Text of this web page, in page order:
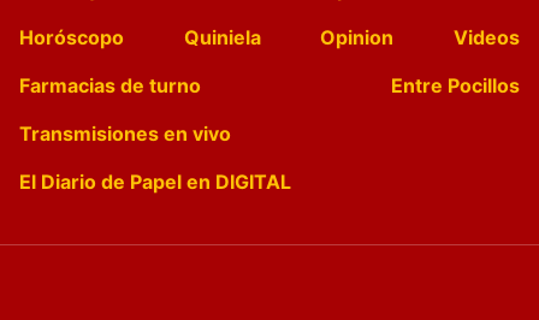
Horóscopo
Quiniela Opinion
Videos
Farmacias de turno
Entre Pocillos
Transmisiones en vivo
El Diario de Papel en DIGITAL